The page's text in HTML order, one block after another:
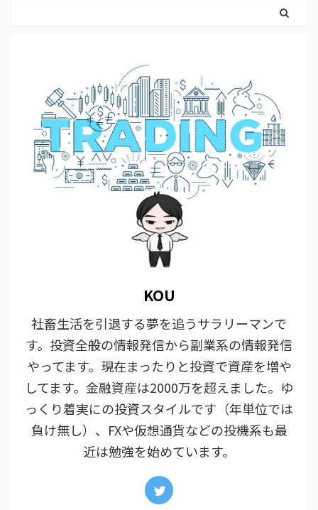
KOU
社畜生活を引退する夢を追うサラリーマンで
す。投資全般の情報発信から副業系の情報発信
やってます。現在まったりと投資で資産を増や
してます。金融資産は2000万を超えました。ゆ
っくり着実にの投資スタイルです（年単位では
負け無し）、FXや仮想通貨などの投機系も最
近は勉強を始めています。